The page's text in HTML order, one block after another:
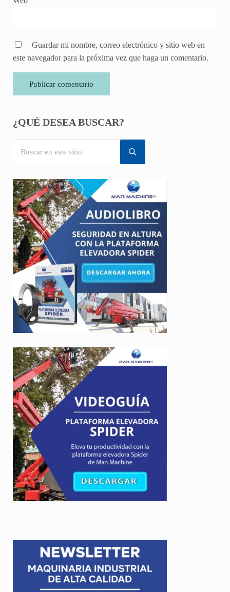
Guardar mi nombre, correo electrónico y sitio web en
este navegador para la próxima vez que haga un comentario.
Sidebar
¿QUÉ DESEA BUSCAR?
Submit search